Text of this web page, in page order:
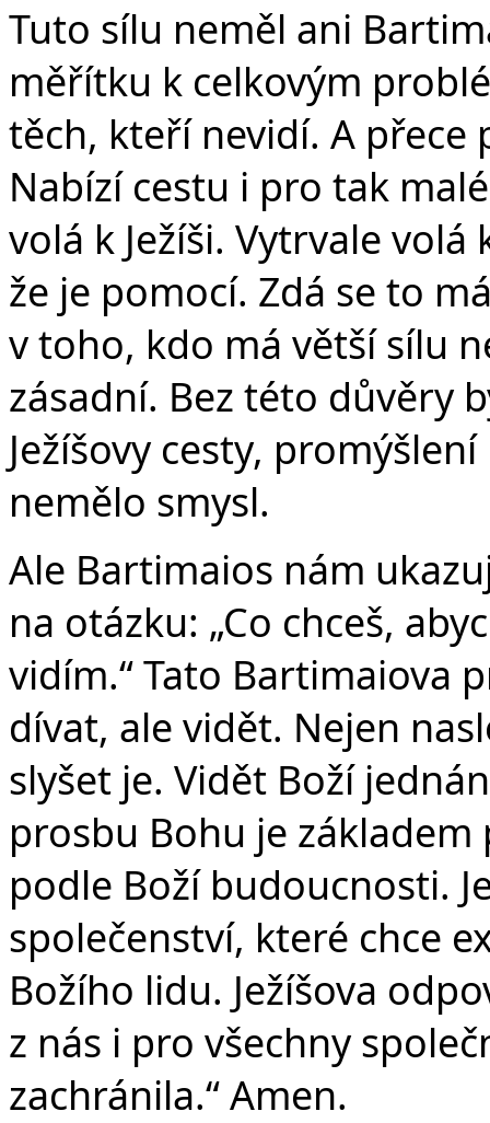
Tuto sílu neměl ani
měřítku k celkovým
těch, kteří nevidí. A přece
Nabízí cestu i pro tak
volá k Ježíši. Vytrvale
že je pomocí. Zdá se to
v toho, kdo má větší sílu
zásadní. Bez této důvěry
Ježíšovy cesty,
nemělo smysl.
Ale Bartimaios nám
na otázku: „Co chceš,
vidím.“ Tato Bartimaiova
dívat, ale vidět. Nejen
slyšet je. Vidět Boží
prosbu Bohu je
podle Boží budoucnosti.
společenství, které chce
Božího lidu. Ježíšova
z nás i pro všechny
zachránila.“ Amen.